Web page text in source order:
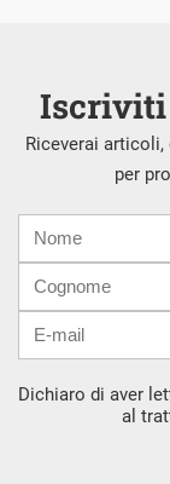
Riceverai
per
mail
Dichiaro di aver
al